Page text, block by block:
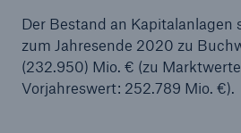
Der Bestand an Kapitalanlagen
zum Jahresende 2020 zu
(232.950) Mio. € (zu
Vorjahreswert: 252.789 Mio. €).